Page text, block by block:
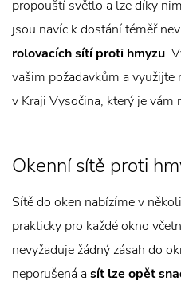
propouští světlo a lze díky
jsou navíc k dostání téměř
rolovacích sítí proti hmyzu.
vašim požadavkům a využijte
v Kraji Vysočina, který je vám
Okenní sítě proti
Sítě do oken nabízíme v
prakticky pro každé okno
nevyžaduje žádný zásah do
neporušená asít lze opět